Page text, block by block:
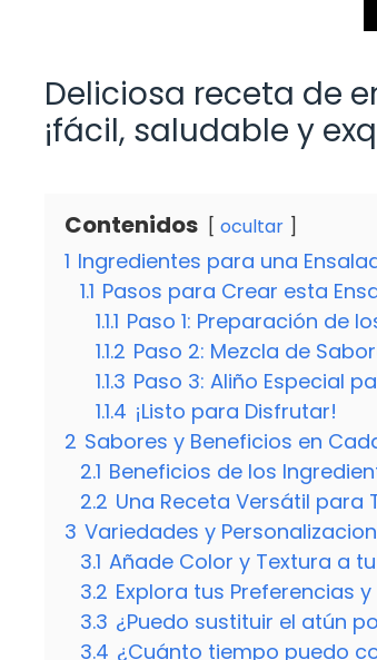
Deliciosa receta de
¡fácil, saludable y
Contenidos ocultar
1 Ingredientes para una
1.1 Pasos para Crear esta
1.1.1 Paso 1: Preparación de
1.1.2 Paso 2: Mezcla de
1.1.3 Paso 3: Aliño Especial
1.1.4 ¡Listo para Disfrutar!
2 Sabores y Beneficios en
2.1 Beneficios de los
2.2 Una Receta Versátil para
3 Variedades y
3.1 Añade Color y Textura a
3.2 Explora tus Preferencias
3.3 ¿Puedo sustituir el atún
3.4 ¿Cuánto tiempo puedo